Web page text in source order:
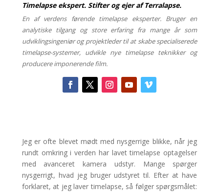
Timelapse ekspert. Stifter og ejer af Terralapse.
En af verdens førende timelapse eksperter. Bruger en
analytiske tilgang og store erfaring fra mange år som
udviklingsingeniør og projektleder til at skabe specialiserede
timelapse-systemer, udvikle nye timelapse teknikker og
producere imponerende film.
Jeg er ofte blevet mødt med nysgerrige blikke, når jeg
rundt omkring i verden har lavet timelapse optagelser
med avanceret kamera udstyr. Mange spørger
nysgerrigt, hvad jeg bruger udstyret til. Efter at have
forklaret, at jeg laver timelapse, så følger spørgsmålet: